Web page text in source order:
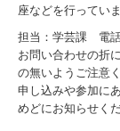
座などを行っていま
担当：学芸課 電
お問い合わせの折
の無いようご注意
申し込みや参加に
めどにお知らせくだ